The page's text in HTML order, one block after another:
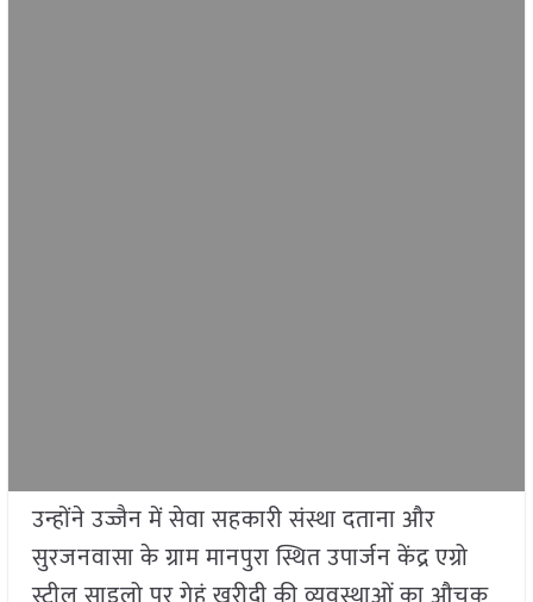
उन्होंने उज्जैन में सेवा सहकारी संस्था दताना और
सुरजनवासा के ग्राम मानपुरा स्थित उपार्जन केंद्र एग्रो